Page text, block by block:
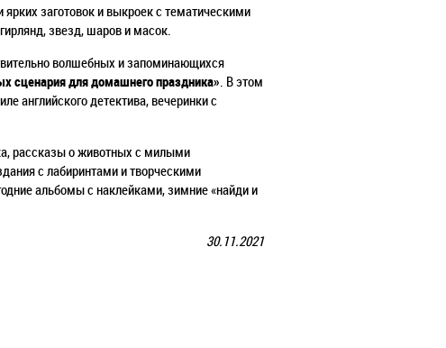
ярких заготовок и выкроек с тематическими
звезд, шаров и масок.
волшебных и запоминающихся
сценария для домашнего праздника» . В этом
английского детектива, вечеринки с
рассказы о животных с милыми
с лабиринтами и творческими
альбомы с наклейками,зимние «найди и
30.11.2021